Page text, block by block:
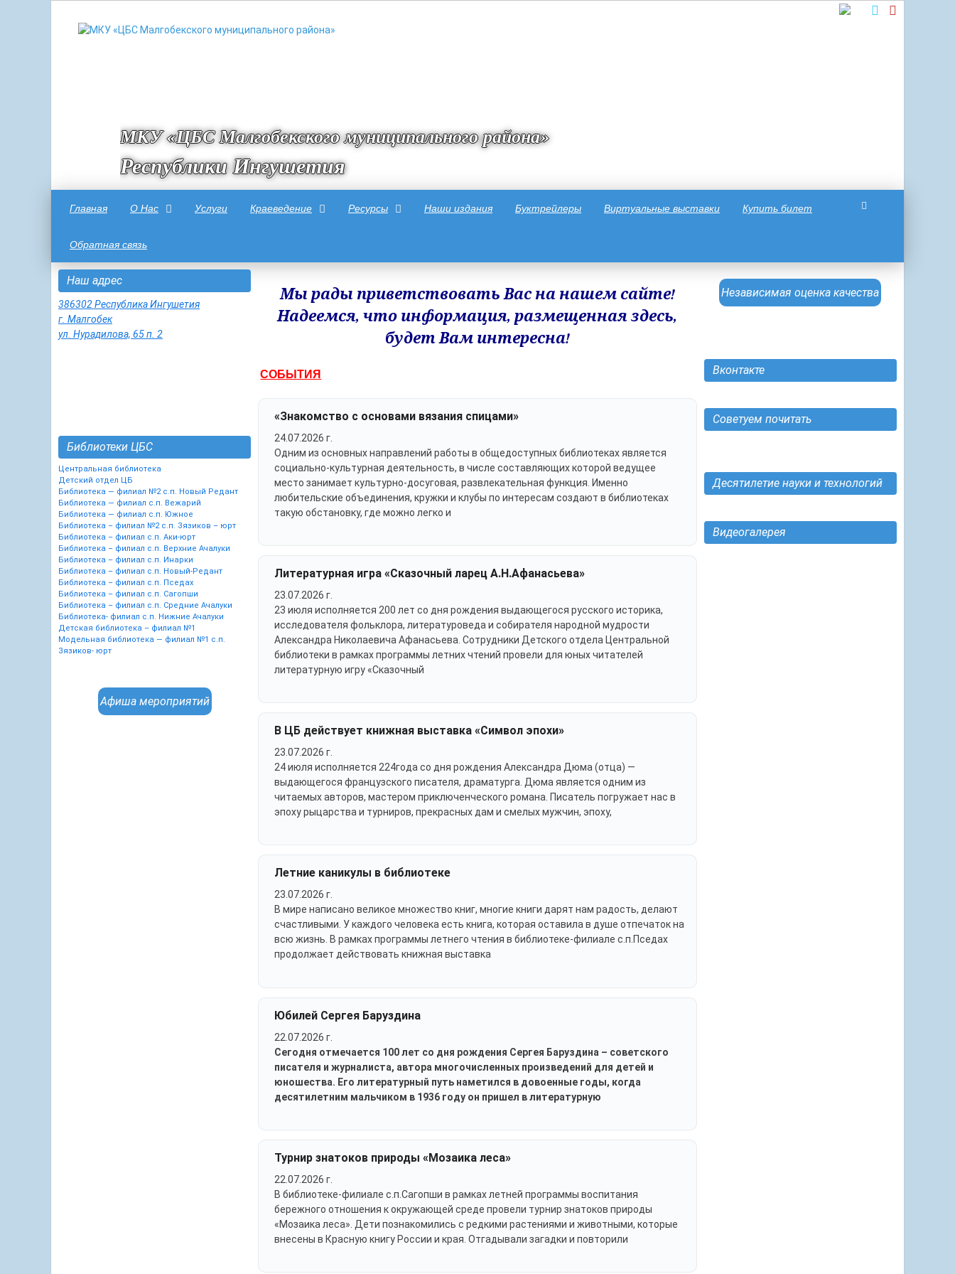
МКУ «ЦБС Малгобекского муниципального района»
Республики Ингушетия
Главная О Нас Услуги Краеведение Ресурсы Наши издания Буктрейлеры Виртуальные выставки Купить билет
Обратная связь
Наш адрес
386302 Республика Ингушетия
г. Малгобек
ул. Нурадилова, 65 п. 2
Библиотеки ЦБС
Центральная библиотека
Детский отдел ЦБ
Библиотека — филиал №2 с.п. Новый Редант
Библиотека — филиал с.п. Вежарий
Библиотека — филиал с.п. Южное
Библиотека – филиал №2 с.п. Зязиков – юрт
Библиотека – филиал с.п. Аки-юрт
Библиотека – филиал с.п. Верхние Ачалуки
Библиотека – филиал с.п. Инарки
Библиотека – филиал с.п. Новый-Редант
Библиотека – филиал с.п. Пседах
Библиотека – филиал с.п. Сагопши
Библиотека – филиал с.п. Средние Ачалуки
Библиотека- филиал с.п. Нижние Ачалуки
Детская библиотека – филиал №1
Модельная библиотека — филиал №1 с.п.
Зязиков- юрт
Афиша мероприятий
Мы рады приветствовать Вас на нашем сайте!
Надеемся, что информация, размещенная здесь,
будет Вам интересна!
СОБЫТИЯ
«Знакомство с основами вязания спицами»
24.07.2026 г.
Одним из основных направлений работы в общедоступных библиотеках является
социально-культурная деятельность, в числе составляющих которой ведущее
место занимает культурно-досуговая, развлекательная функция. Именно
любительские объединения, кружки и клубы по интересам создают в библиотеках
такую обстановку, где можно легко и
Литературная игра «Сказочный ларец А.Н.Афанасьева»
23.07.2026 г.
23 июля исполняется 200 лет со дня рождения выдающегося русского историка,
исследователя фольклора, литературоведа и собирателя народной мудрости
Александра Николаевича Афанасьева. Сотрудники Детского отдела Центральной
библиотеки в рамках программы летних чтений провели для юных читателей
литературную игру «Сказочный
В ЦБ действует книжная выставка «Символ эпохи»
23.07.2026 г.
24 июля исполняется 224года со дня рождения Александра Дюма (отца) —
выдающегося французского писателя, драматурга. Дюма является одним из
читаемых авторов, мастером приключенческого романа. Писатель погружает нас в
эпоху рыцарства и турниров, прекрасных дам и смелых мужчин, эпоху,
Летние каникулы в библиотеке
23.07.2026 г.
В мире написано великое множество книг, многие книги дарят нам радость, делают
счастливыми. У каждого человека есть книга, которая оставила в душе отпечаток на
всю жизнь. В рамках программы летнего чтения в библиотеке-филиале с.п.Пседах
продолжает действовать книжная выставка
Юбилей Сергея Баруздина
22.07.2026 г.
Сегодня отмечается 100 лет со дня рождения Сергея Баруздина – советского
писателя и журналиста, автора многочисленных произведений для детей и
юношества. Его литературный путь наметился в довоенные годы, когда
десятилетним мальчиком в 1936 году он пришел в литературную
Турнир знатоков природы «Мозаика леса»
22.07.2026 г.
В библиотеке-филиале с.п.Сагопши в рамках летней программы воспитания
бережного отношения к окружающей среде провели турнир знатоков природы
«Мозаика леса». Дети познакомились с редкими растениями и животными, которые
внесены в Красную книгу России и края. Отгадывали загадки и повторили
Независимая оценка качества
Вконтакте
Советуем почитать
Десятилетие науки и технологий
Видеогалерея